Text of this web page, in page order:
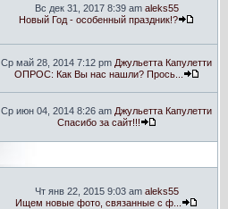
Вс дек 31, 2017 8:39 am aleks55
Новый Год - особенный праздник!?
Ср май 28, 2014 7:12 pm Джульетта Капулетти
ОПРОС: Как Вы нас нашли? Прось...
Ср июн 04, 2014 8:26 am Джульетта Капулетти
Спасибо за сайт!!!
Чт янв 22, 2015 9:03 am aleks55
Ищем новые фото, связанные с ф...